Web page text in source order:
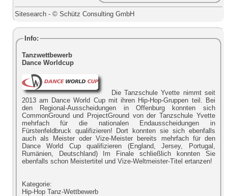
Sitesearch - © Schütz Consulting GmbH
Info:
Tanzwettbewerb
Dance Worldcup
Die Tanzschule Yvette nimmt seit
2013 am Dance World Cup mit ihren Hip-Hop-Gruppen teil. Bei
den Regional-Ausscheidungen in Offenburg konnten sich
CommonGround und ProjectGround von der Tanzschule Yvette
mehrfach für die nationalen Endausscheidungen in
Fürstenfeldbruck qualifizieren! Dort konnten sie sich ebenfalls
auch als Meister oder Vize-Meister bereits mehrfach für den
Dance World Cup qualifizieren (England, Jersey, Portugal,
Rumänien, Deutschland) Im Finale schließlich konnten Sie
ebenfalls schon Meistertitel und Vize-Weltmeister-Titel ertanzen!
Kategorie:
Hip-Hop Tanz-Wettbewerb